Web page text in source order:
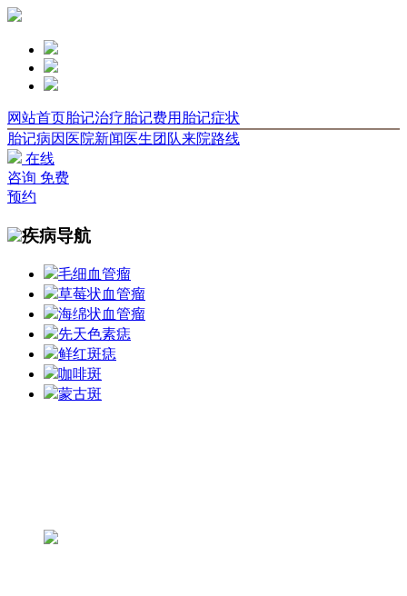
网站首页胎记治疗胎记费用 胎记症状
胎记病因 医院新闻 医生团队来院路线
在线
咨询 免费
预约
疾病导航
毛细血管瘤
草莓状血管瘤
海绵状血管瘤
先天色素痣
鲜红斑痣
咖啡斑
蒙古斑